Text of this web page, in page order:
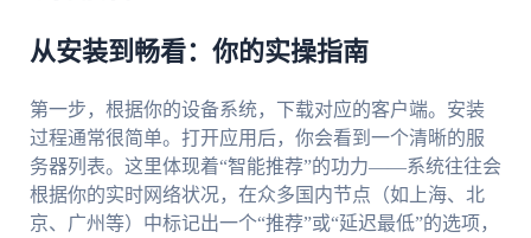
从安装到畅看：你的实操指南
第一步，根据你的设备系统，下载对应的客户端。安装
过程通常很简单。打开应用后，你会看到一个清晰的服
务器列表。这里体现着“智能推荐”的功力——系统往往会
根据你的实时网络状况，在众多国内节点（如上海、北
京、广州等）中标记出一个“推荐”或“延迟最低”的选项，